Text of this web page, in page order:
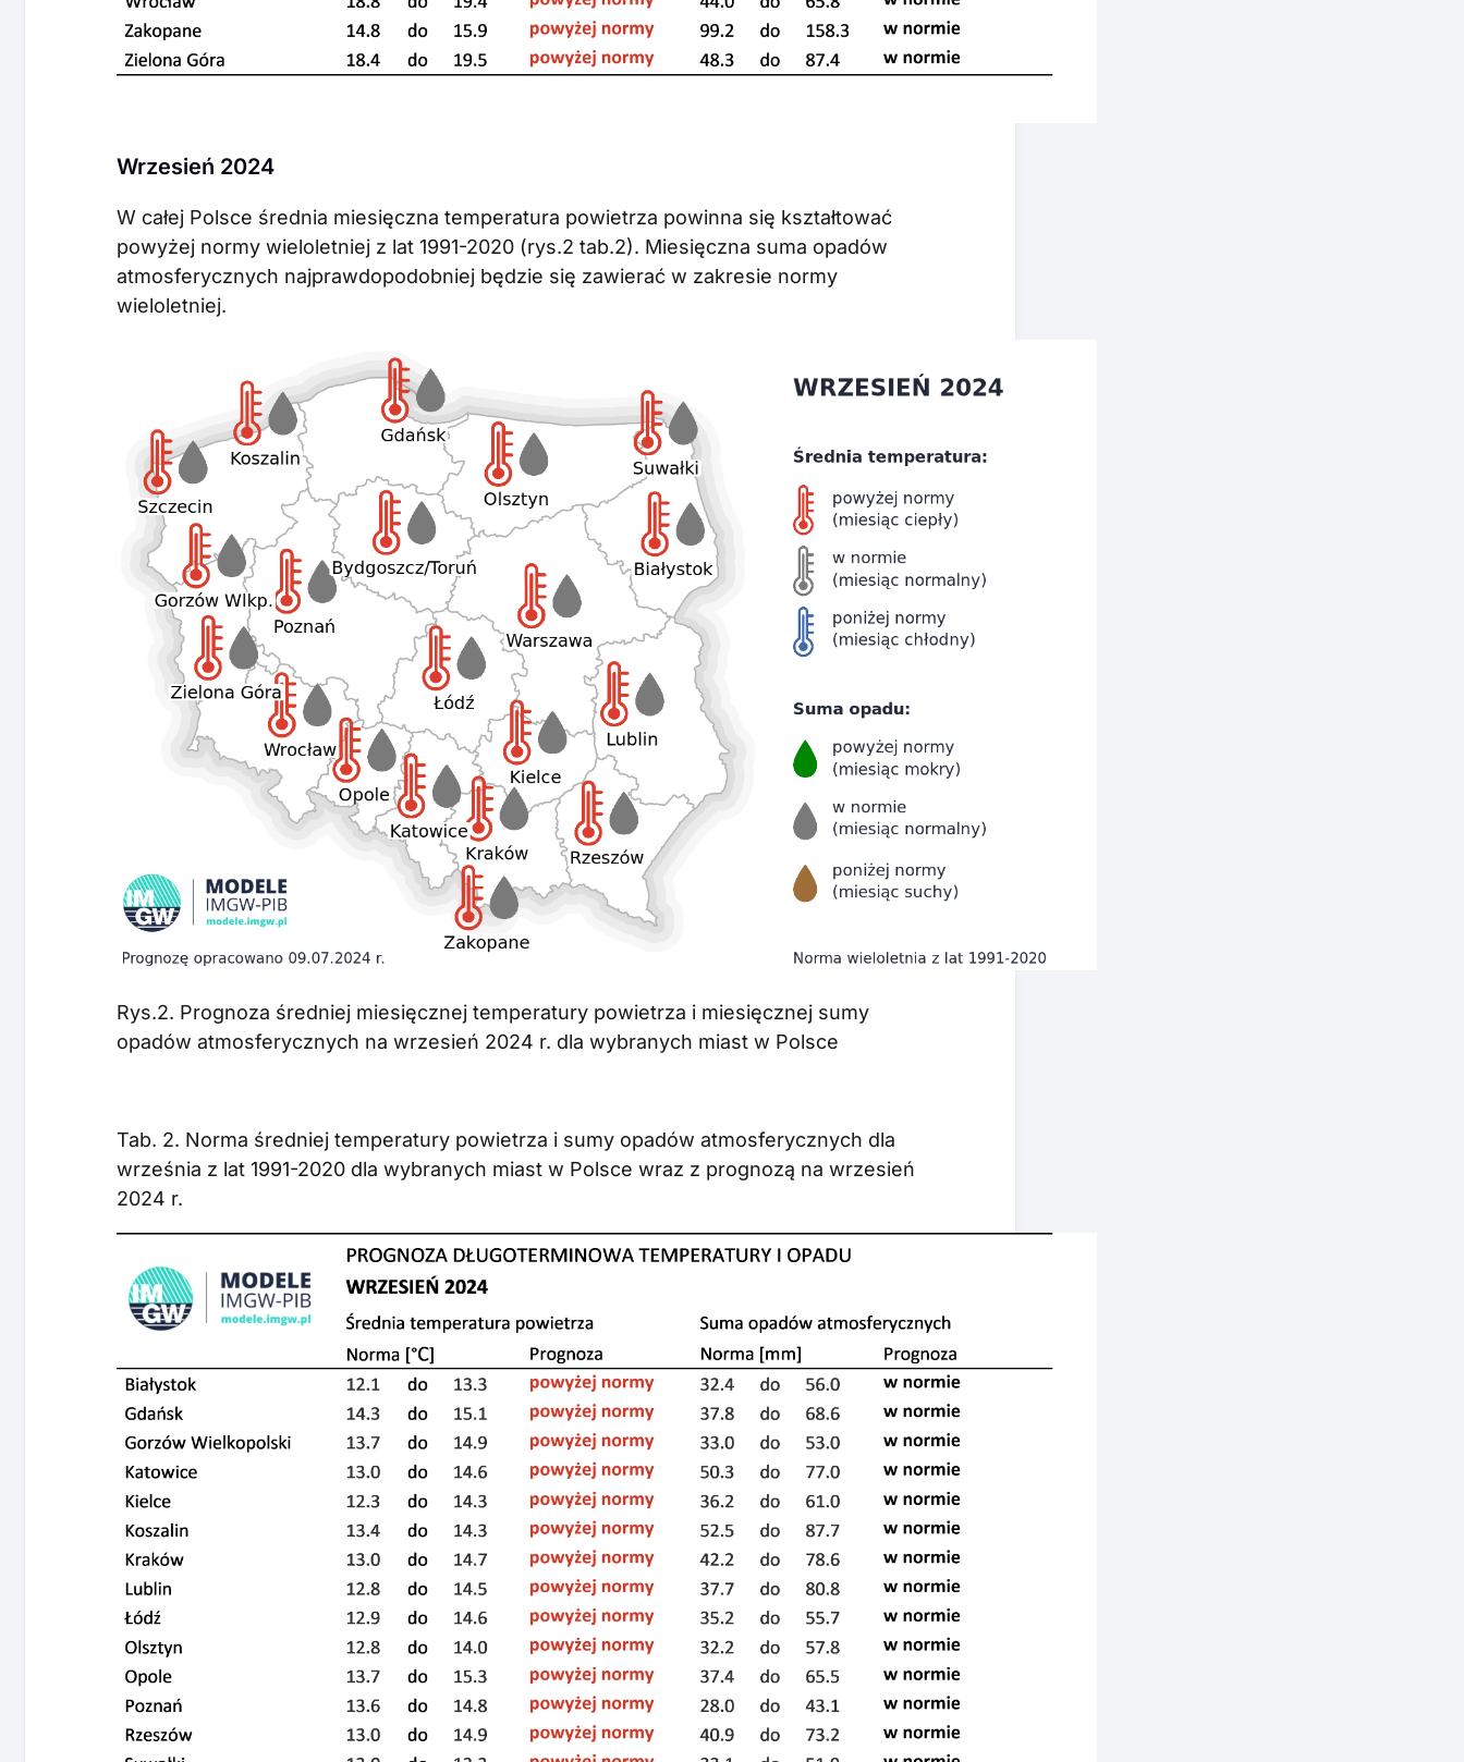
Wrzesień 2024
W całej Polsce średnia miesięczna temperatura powietrza powinna się kształtować
powyżej normy wieloletniej z lat 1991-2020 (rys.2 tab.2). Miesięczna suma opadów
atmosferycznych najprawdopodobniej będzie się zawierać w zakresie normy
wieloletniej.
Rys.2. Prognoza średniej miesięcznej temperatury powietrza i miesięcznej sumy
opadów atmosferycznych na wrzesień 2024 r. dla wybranych miast w Polsce
Tab. 2. Norma średniej temperatury powietrza i sumy opadów atmosferycznych dla
września z lat 1991-2020 dla wybranych miast w Polsce wraz z prognozą na wrzesień
2024 r.